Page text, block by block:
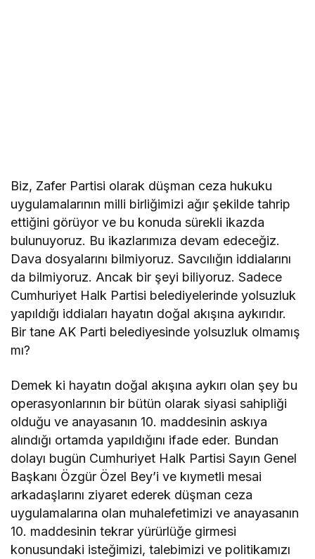
Biz, Zafer Partisi olarak düşman ceza hukuku
uygulamalarının milli birliğimizi ağır şekilde tahrip
ettiğini görüyor ve bu konuda sürekli ikazda
bulunuyoruz. Bu ikazlarımıza devam edeceğiz.
Dava dosyalarını bilmiyoruz. Savcılığın iddialarını
da bilmiyoruz. Ancak bir şeyi biliyoruz. Sadece
Cumhuriyet Halk Partisi belediyelerinde yolsuzluk
yapıldığı iddiaları hayatın doğal akışına aykırıdır.
Bir tane AK Parti belediyesinde yolsuzluk olmamış
mı?
Demek ki hayatın doğal akışına aykırı olan şey bu
operasyonlarının bir bütün olarak siyasi sahipliği
olduğu ve anayasanın 10. maddesinin askıya
alındığı ortamda yapıldığını ifade eder. Bundan
dolayı bugün Cumhuriyet Halk Partisi Sayın Genel
Başkanı Özgür Özel Bey’i ve kıymetli mesai
arkadaşlarını ziyaret ederek düşman ceza
uygulamalarına olan muhalefetimizi ve anayasanın
10. maddesinin tekrar yürürlüğe girmesi
konusundaki isteğimizi, talebimizi ve politikamızı